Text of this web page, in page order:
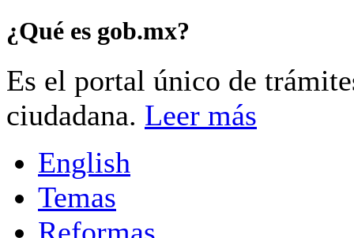
¿Qué es gob.mx?
Es el portal único de
ciudadana. Leer más
English
Temas